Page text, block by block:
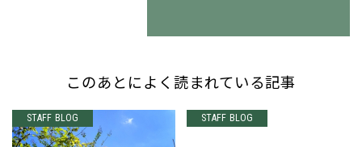
このあとによく読まれている記事
STAFF BLOG STAFF BLOG